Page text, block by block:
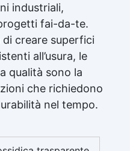
industriali,
fai-da-te.
creare superfici
all’usura, le
qualità sono la
che richiedono
nel tempo.